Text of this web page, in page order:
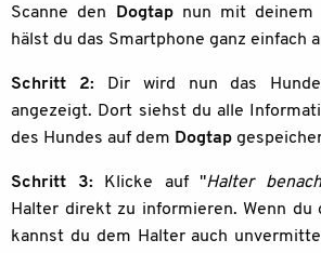
Scanne den
Dogtapnun mit deinem
hälst du das Smartphone ganz einfach
Schritt 2: Dir wird nun das
angezeigt. Dort siehst du alle
des Hundes auf dem Dogtap
Schritt 3: Klicke auf "Halter
Halter direkt zu informieren. Wenn du
kannst du dem Halter auch